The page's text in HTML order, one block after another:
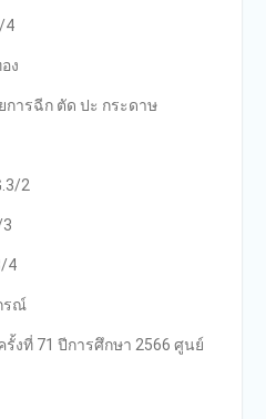
4
ง
ารฉีก ตัด ปะ กระดาษ
2
4
รณ์
งที่ 71 ปีการศึกษา 2566 ศูนย์